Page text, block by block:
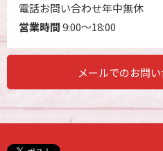
電話お問い合わせ年中無休
営業時間9:00～18:00
メールでのお問